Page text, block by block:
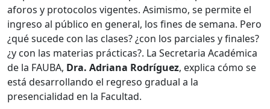
aforos y protocolos vigentes. Asimismo, se permite el
ingreso al público en general, los fines de semana. Pero
¿qué sucede con las clases? ¿con los parciales y finales?
¿y con las materias prácticas?. La Secretaria Académica
de la FAUBA, Dra. Adriana Rodríguez, explica cómo se
está desarrollando el regreso gradual a la
presencialidad en la Facultad.